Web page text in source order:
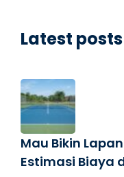
Latest posts
Mau Bikin
Estimasi Biaya